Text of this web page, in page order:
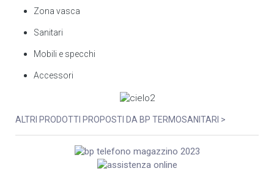
Zona vasca
Sanitari
Mobili e specchi
Accessori
ALTRI PRODOTTI PROPOSTI DA BP TERMOSANITARI >